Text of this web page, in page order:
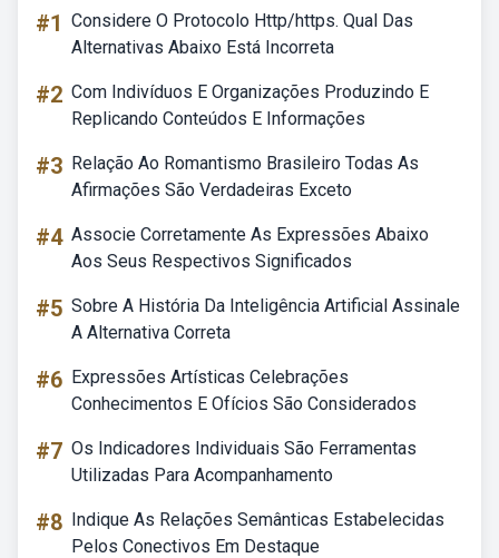
#1 Considere O Protocolo Http/https. Qual Das
Alternativas Abaixo Está Incorreta
#2 Com Indivíduos E Organizações Produzindo E
Replicando Conteúdos E Informações
#3 Relação Ao Romantismo Brasileiro Todas As
Afirmações São Verdadeiras Exceto
#4 Associe Corretamente As Expressões Abaixo
Aos Seus Respectivos Significados
#5 Sobre A História Da Inteligência Artificial Assinale
A Alternativa Correta
#6 Expressões Artísticas Celebrações
Conhecimentos E Ofícios São Considerados
#7 Os Indicadores Individuais São Ferramentas
Utilizadas Para Acompanhamento
#8 Indique As Relações Semânticas Estabelecidas
Pelos Conectivos Em Destaque